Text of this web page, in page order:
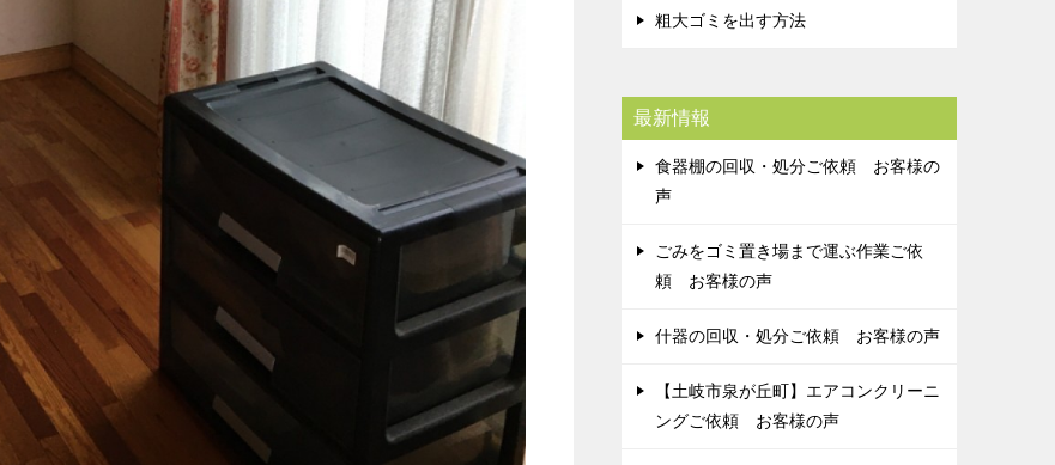
粗大ゴミを出す方法
最新情報
食器棚の回収・処分ご依頼 お客様の
声
ごみをゴミ置き場まで運ぶ作業ご依
頼 お客様の声
什器の回収・処分ご依頼 お客様の声
【土岐市泉が丘町】エアコンクリーニ
ングご依頼 お客様の声